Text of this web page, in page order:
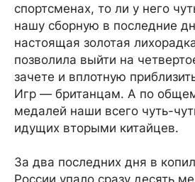
спортсменах, то ли у него
нашу сборную в последние
настоящая золотая
позволила выйти на
зачете и вплотную
Игр — британцам. А по
медалей наши всего чуть-
идущих вторыми китайцев.
За два последних дня в